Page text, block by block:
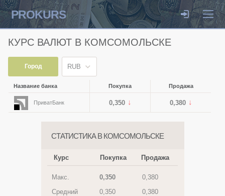
PROKURS
КУРС ВАЛЮТ В КОМСОМОЛЬСКЕ
Город RUB
Название банка Покупка Продажа
ПриватБанк 0,350 0,380
СТАТИСТИКА В КОМСОМОЛЬСКЕ
Курс Покупка Продажа
Макс. 0,350
0,380
Средний
0,350
0,380